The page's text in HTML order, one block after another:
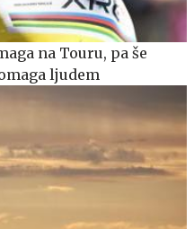
na Touru, pa še
ljudem